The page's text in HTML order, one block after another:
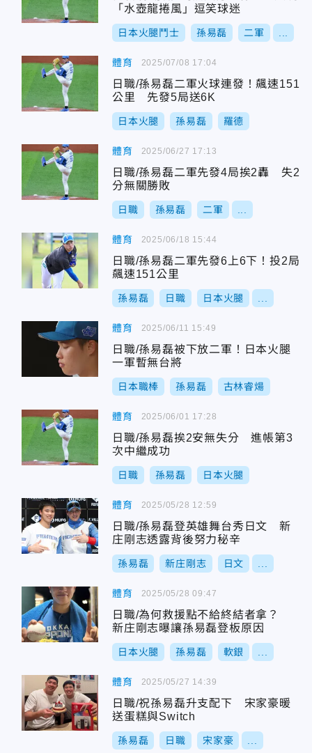
「水壺龍捲風」逗笑球迷
日本火腿鬥士 孫易磊 二軍
體育
日職/孫易磊二軍火球連發！飆速151
公里 先發5局送6K
日本火腿 孫易磊 羅德
2025/07/08 17:04
體育
日職/孫易磊二軍先發4局挨2轟 失2
分無關勝敗
日職 孫易磊 二軍
2025/06/27 17:13
體育
日職/孫易磊二軍先發6上6下！投2局
飆速151公里
孫易磊 日職 日本火腿
2025/06/18 15:44
體育
日職/孫易磊被下放二軍！日本火腿
一軍暫無台將
日本職棒 孫易磊 古林睿煬
2025/06/11 15:49
體育
日職/孫易磊挨2安無失分 進帳第3
次中繼成功
日職 孫易磊 日本火腿
2025/06/01 17:28
體育
日職/孫易磊登英雄舞台秀日文 新
庄剛志透露背後努力秘辛
孫易磊 新庄剛志 日文
2025/05/28 12:59
體育
日職/為何救援點不給終結者拿？
新庄剛志曝讓孫易磊登板原因
日本火腿 孫易磊 軟銀
2025/05/28 09:47
體育
日職/祝孫易磊升支配下 宋家豪暖
送蛋糕與Switch
孫易磊 日職 宋家豪
2025/05/27 14:39